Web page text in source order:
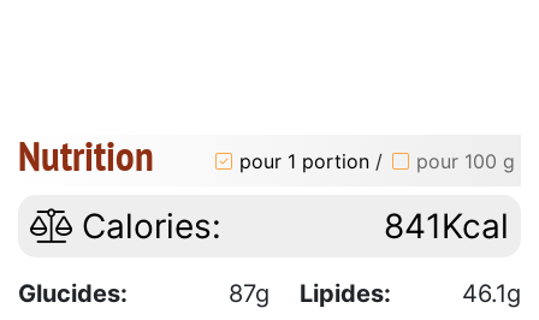
Nutrition pour 1 portion / pour 100 g
Calories: 841Kcal
Glucides: 87g Lipides:
46.1g